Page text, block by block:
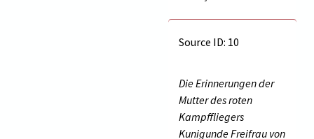
Source ID: 10
Die Erinnerungen der
Mutter des roten
Kampffliegers
Kunigunde Freifrau von